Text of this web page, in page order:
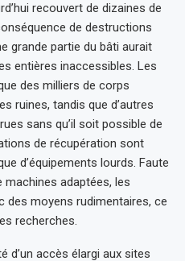
recouvert de dizaines de
de destructions
grande partie du bâti aurait
entières inaccessibles. Les
des milliers de corps
ruines, tandis que d’autres
sans qu’il soit possible de
de récupération sont
d’équipements lourds. Faute
machines adaptées, les
des moyens rudimentaires, ce
recherches.
d’un accès élargi aux sites